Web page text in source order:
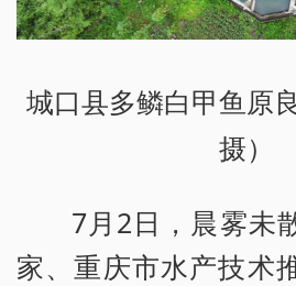
城口县多鳞白甲鱼原
摄）
7月2日，晨雾未
家、重庆市水产技术